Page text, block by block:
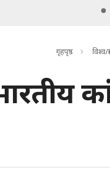
गृहपृष्ठ विश्व/